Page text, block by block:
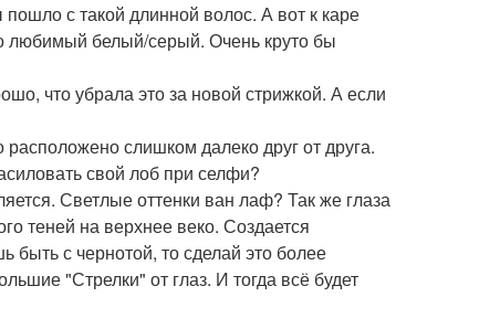
с такой длинной волос. А вот к каре
белый/серый. Очень круто бы
что убрала это за новой стрижкой. А если
слишком далеко друг от друга.
свой лоб при селфи?
Светлые оттенки ван лаф? Так же глаза
теней на верхнее веко. Создается
быть с чернотой, то сделай это более
"Стрелки" от глаз. И тогда всё будет